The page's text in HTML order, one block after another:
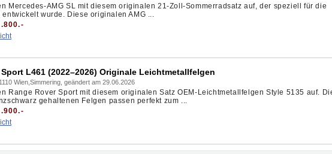
Mercedes-AMG SL mit diesem originalen 21-Zoll-Sommerradsatz auf, der speziell für die
entwickelt wurde. Diese originalen AMG ...
L461 (2022–2026) Originale Leichtmetallfelgen
1110 Wien,Simmering, geändert am 29.06.2026
Range Rover Sport mit diesem originalen Satz OEM-Leichtmetallfelgen Style 5135 auf.
gehaltenen Felgen passen perfekt zum ...